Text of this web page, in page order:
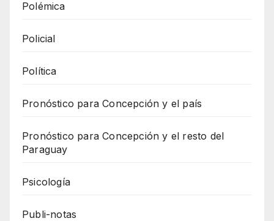
Polémica
Policial
Política
Pronóstico para Concepción y el país
Pronóstico para Concepción y el resto del
Paraguay
Psicología
Publi-notas